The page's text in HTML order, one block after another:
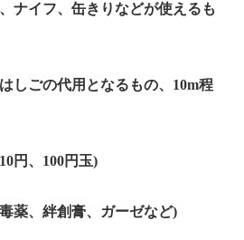
ナイフ、缶きりなどが使えるも
しごの代用となるもの、10m程
円、100円玉)
薬、絆創膏、ガーゼなど)